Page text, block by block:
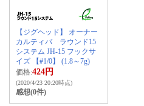
【ジグヘッド】 オーナー
カルティバ ラウンド15
システム JH-15 フックサ
イズ 【#1/0】 (1.8～7g)
価格:424円
(2020/4/23 20:20時点)
感想(0件)